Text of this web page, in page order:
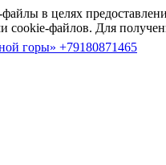
в целях
cookie-файлов. Для
+79180871465